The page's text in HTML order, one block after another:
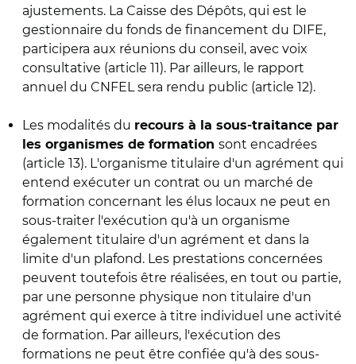
ajustements. La Caisse des Dépôts, qui est le
gestionnaire du fonds de financement du DIFE,
participera aux réunions du conseil, avec voix
consultative (article 11). Par ailleurs, le rapport
annuel du CNFEL sera rendu public (article 12).
Les modalités du recours à la sous-traitance par
les organismes de formation sont encadrées
(article 13). L'organisme titulaire d'un agrément qui
entend exécuter un contrat ou un marché de
formation concernant les élus locaux ne peut en
sous-traiter l'exécution qu'à un organisme
également titulaire d'un agrément et dans la
limite d'un plafond. Les prestations concernées
peuvent toutefois être réalisées, en tout ou partie,
par une personne physique non titulaire d'un
agrément qui exerce à titre individuel une activité
de formation. Par ailleurs, l'exécution des
formations ne peut être confiée qu'à des sous-